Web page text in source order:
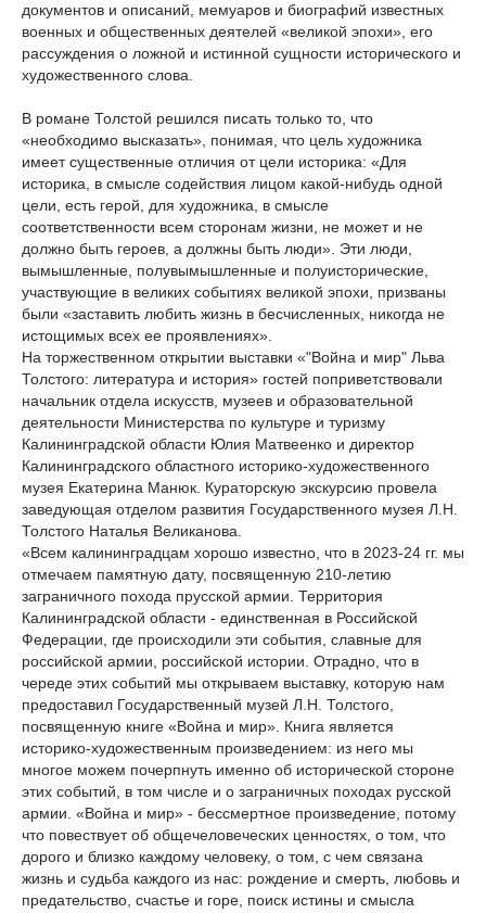
документов и описаний, мемуаров и биографий известных
военных и общественных деятелей «великой эпохи», его
рассуждения о ложной и истинной сущности исторического и
художественного слова.
В романе Толстой решился писать только то, что
«необходимо высказать», понимая, что цель художника
имеет существенные отличия от цели историка: «Для
историка, в смысле содействия лицом какой-нибудь одной
цели, есть герой, для художника, в смысле
соответственности всем сторонам жизни, не может и не
должно быть героев, а должны быть люди». Эти люди,
вымышленные, полувымышленные и полуисторические,
участвующие в великих событиях великой эпохи, призваны
были «заставить любить жизнь в бесчисленных, никогда не
истощимых всех ее проявлениях».
На торжественном открытии выставки «"Война и мир" Льва
Толстого: литература и история» гостей поприветствовали
начальник отдела искусств, музеев и образовательной
деятельности Министерства по культуре и туризму
Калининградской области Юлия Матвеенко и директор
Калининградского областного историко-художественного
музея Екатерина Манюк. Кураторскую экскурсию провела
заведующая отделом развития Государственного музея Л.Н.
Толстого Наталья Великанова.
«Всем калининградцам хорошо известно, что в 2023-24 гг. мы
отмечаем памятную дату, посвященную 210-летию
заграничного похода прусской армии. Территория
Калининградской области - единственная в Российской
Федерации, где происходили эти события, славные для
российской армии, российской истории. Отрадно, что в
череде этих событий мы открываем выставку, которую нам
предоставил Государственный музей Л.Н. Толстого,
посвященную книге «Война и мир». Книга является
историко-художественным произведением: из него мы
многое можем почерпнуть именно об исторической стороне
этих событий, в том числе и о заграничных походах русской
армии. «Война и мир» - бессмертное произведение, потому
что повествует об общечеловеческих ценностях, о том, что
дорого и близко каждому человеку, о том, с чем связана
жизнь и судьба каждого из нас: рождение и смерть, любовь и
предательство, счастье и горе, поиск истины и смысла